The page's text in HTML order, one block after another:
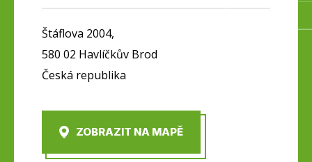
Štáflova 2004,
580 02 Havlíčkův Brod
Česká republika
ZOBRAZIT NA MAPĚ